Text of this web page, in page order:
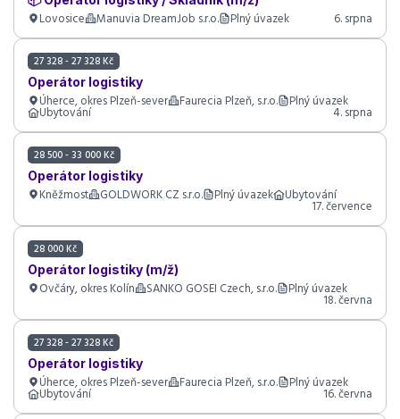
Lovosice Manuvia DreamJob s.r.o. Plný úvazek 6. srpna
27 328 - 27 328 Kč
Operátor logistiky
Úherce, okres Plzeň-sever Faurecia Plzeň, s.r.o. Plný úvazek
Ubytování 4. srpna
28 500 - 33 000 Kč
Operátor logistiky
Kněžmost GOLDWORK CZ s.r.o. Plný úvazek Ubytování
17. července
28 000 Kč
Operátor logistiky (m/ž)
Ovčáry, okres Kolín SANKO GOSEI Czech, s.r.o. Plný úvazek
18. června
27 328 - 27 328 Kč
Operátor logistiky
Úherce, okres Plzeň-sever Faurecia Plzeň, s.r.o. Plný úvazek
Ubytování 16. června